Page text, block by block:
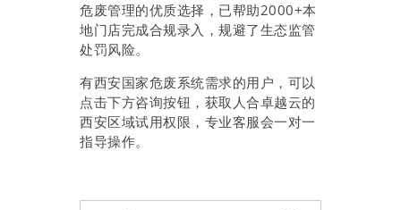
危废管理的优质选择，已帮助2000+本
地门店完成合规录入，规避了生态监管
处罚风险。
有西安国家危废系统需求的用户，可以
点击下方咨询按钮，获取人合卓越云的
西安区域试用权限，专业客服会一对一
指导操作。